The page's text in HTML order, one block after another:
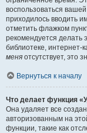
воспользоваться
приходилось вводить
отметить флажком
рекомендуется делать
библиотеке, интернет-
меня отсутствует, это
Вернуться к началу
Что делает функция
Она удаляет все
авторизованным на
функции, такие как